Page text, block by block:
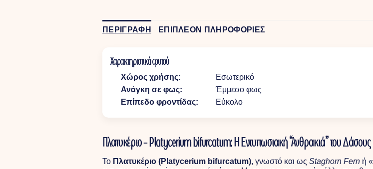
ΠΕΡΙΓΡΑΦΗ ΕΠΙΠΛΕΟΝ ΠΛΗΡΟΦΟΡΙΕΣ
Χαρακτηριστικά φυτού
Χώρος χρήσης:
Εσωτερικό
Ανάγκη σε φως:
Έμμεσο φως
Επίπεδο φροντίδας:
Εύκολο
Πλατυκέριο – Platycerium bifurcatum: Η Εντυπωσιακή “Ανθρακιά” του Δάσους
Το Πλατυκέριο (Platycerium bifurcatum), γνωστό και ως Staghorn Fern ή